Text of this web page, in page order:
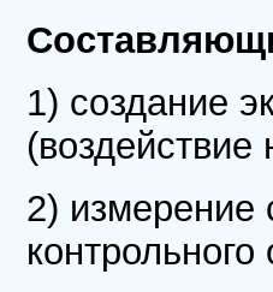
1) создание
2) измерение